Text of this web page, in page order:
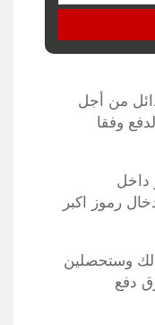
من أجل
وفقا
داخل
لك وستحصلين
دفع